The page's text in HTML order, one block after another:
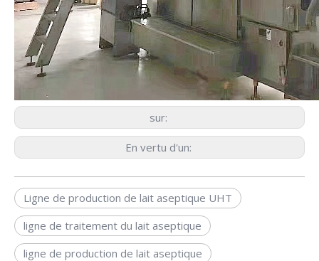
sur:
En vertu d'un:
Ligne de production de lait aseptique UHT
ligne de traitement du lait aseptique
ligne de production de lait aseptique